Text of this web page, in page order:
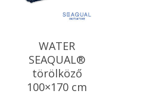
Opciók Választása
WATER
SEAQUAL®
törölköző
100×170 cm